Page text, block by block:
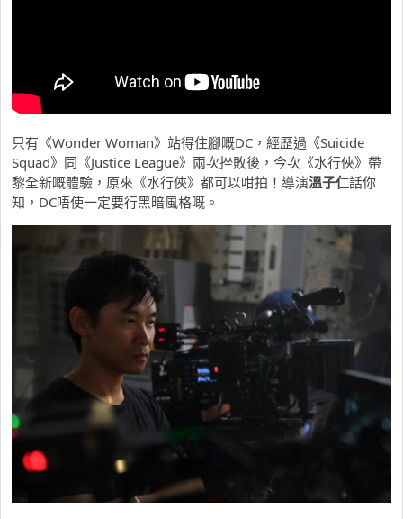
只有《Wonder Woman》站得住腳嘅DC，經歷過《Suicide
Squad》同《Justice League》兩次挫敗後，今次《水行俠》帶
黎全新嘅體驗，原來《水行俠》都可以咁拍！導演溫子仁話你
知，DC唔使一定要行黑暗風格嘅。